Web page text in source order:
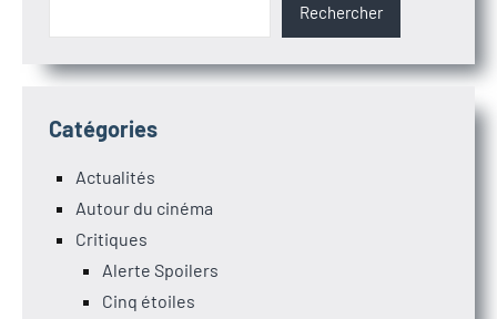
Rechercher
Catégories
Actualités
Autour du cinéma
Critiques
Alerte Spoilers
Cinq étoiles